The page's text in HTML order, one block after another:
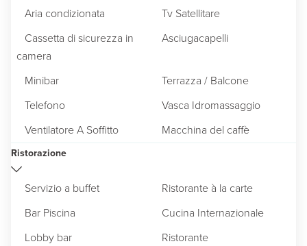
Aria condizionata
Tv Satellitare
Cassetta di sicurezza in
camera
Asciugacapelli
Minibar
Terrazza / Balcone
Telefono
Vasca Idromassaggio
Ventilatore A Soffitto
Macchina del caffè
Ristorazione
Servizio a buffet
Ristorante à la carte
Bar Piscina
Cucina Internazionale
Lobby bar
Ristorante